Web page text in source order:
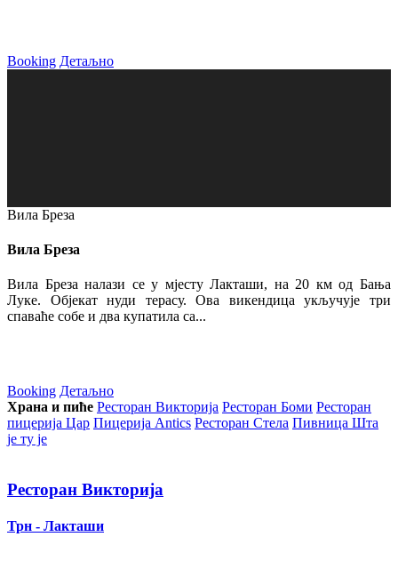
Booking Детаљно
Вила Бреза
Вила Бреза
Вила Бреза налази се у мјесту Лакташи, на 20 км од Бања
Луке. Објекат нуди терасу. Ова викендица укључује три
спаваће собе и два купатила са...
Booking Детаљно
Храна и пиће Ресторан Викторија Ресторан Боми Ресторан
пицерија Цар Пицерија Аntics Ресторан Стела Пивница Шта
је ту је
Ресторан Викторија
Трн - Лакташи